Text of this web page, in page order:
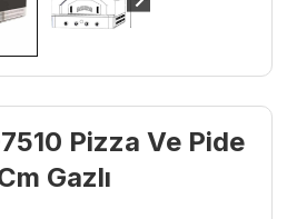
Pizza Ve Pide
Gazlı